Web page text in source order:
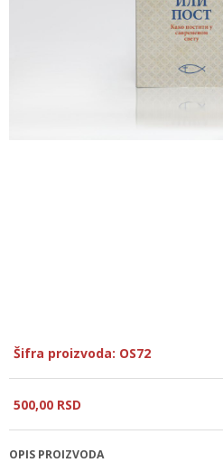
Šifra proizvoda: OS72
500,00 RSD
OPIS PROIZVODA